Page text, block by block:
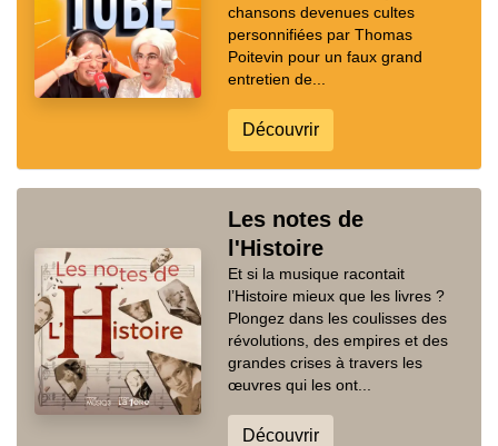
chansons devenues cultes
personnifiées par Thomas
Poitevin pour un faux grand
entretien de...
Découvrir
Les notes de
l'Histoire
Et si la musique racontait
l’Histoire mieux que les livres ?
Plongez dans les coulisses des
révolutions, des empires et des
grandes crises à travers les
œuvres qui les ont...
Découvrir